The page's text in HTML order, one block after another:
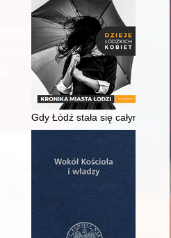
Niezależnego Samorządnego
Gdy Łódź stała się całym